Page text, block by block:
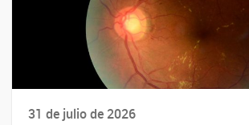
31 de julio de 2026